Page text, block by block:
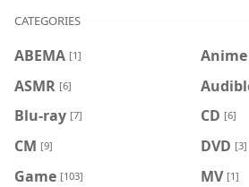
CATEGORIES
ABEMA [1] Anime
ASMR [6]
Blu-ray [7] CD [6]
CM [9] DVD [3]
Game [103] MV [1]